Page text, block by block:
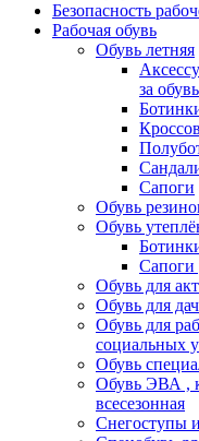
Безопасность
Рабочая обувь
Обувь летняя
за
Сапоги
Обувь
Обувь
Сапоги
Обувь для
Обувь для
Обувь для
социальных
Обувь
Обувь ЭВА ,
всесезонная
Снегоступы